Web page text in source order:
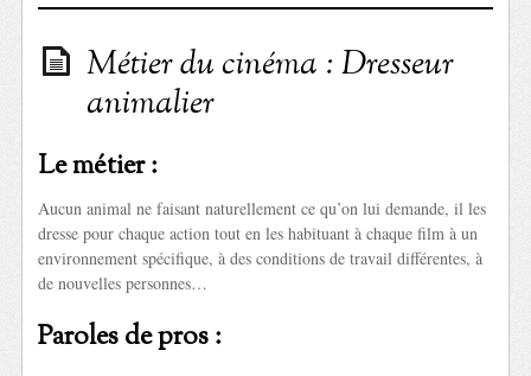
Métier du cinéma : Dresseur
animalier
Le métier :
Aucun animal ne faisant naturellement ce qu’on lui demande, il les
dresse pour chaque action tout en les habituant à chaque film à un
environnement spécifique, à des conditions de travail différentes, à
de nouvelles personnes…
Paroles de pros :